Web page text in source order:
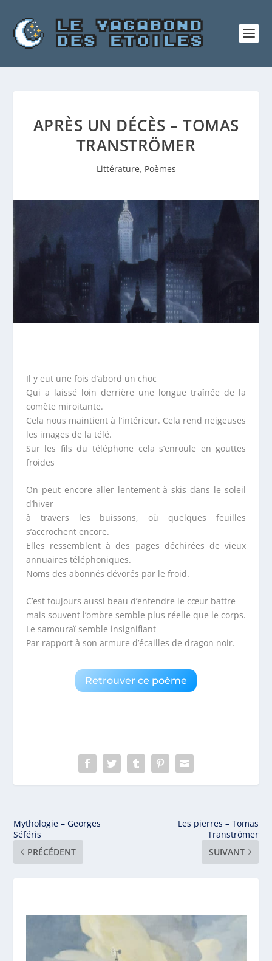
APRÈS UN DÉCÈS – TOMAS
TRANSTRÖMER
Littérature, Poèmes
Il y eut une fois d’abord un choc
Qui a laissé loin derrière une longue traînée de la
comète miroitante.
Cela nous maintient à l’intérieur. Cela rend neigeuses
les images de la télé.
Sur les fils du téléphone cela s’enroule en gouttes
froides
On peut encore aller lentement à skis dans le soleil
d’hiver
à travers les buissons, où quelques feuilles
s’accrochent encore.
Elles ressemblent à des pages déchirées de vieux
annuaires téléphoniques.
Noms des abonnés dévorés par le froid.
C’est toujours aussi beau d’entendre le cœur battre
mais souvent l’ombre semble plus réelle que le corps.
Le samouraï semble insignifiant
Par rapport à son armure d’écailles de dragon noir.
Retrouver ce poème
Mythologie – Georges
Séféris
PRÉCÉDENT
Les pierres – Tomas
Tranströmer
SUIVANT